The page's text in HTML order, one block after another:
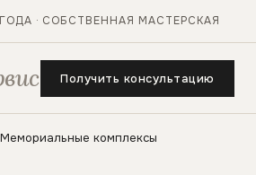
· СОБСТВЕННАЯ МАСТЕРСКАЯ
Получить консультацию
Мемориальные комплексы